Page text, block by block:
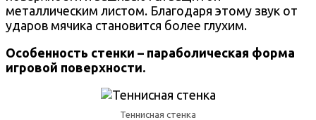
металлическим листом. Благодаря этому звук от
ударов мячика становится более глухим.
Особенность стенки – параболическая форма
игровой поверхности.
Теннисная стенка